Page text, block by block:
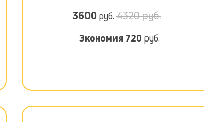
3600 руб. 4320 руб.
Экономия 720 руб.